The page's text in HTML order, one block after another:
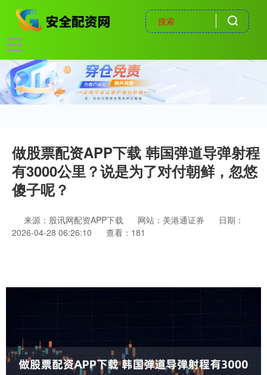
做股票配资APP下载 韩国弹道导弹射程
有3000公里？说是为了对付朝鲜，忽悠
傻子呢？
来源：股讯网配资APP下载 网站：美港通证券
日期：
2026-04-28 06:26:10
查看：181